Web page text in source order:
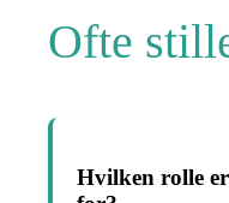
Ofte
Hvilken rolle